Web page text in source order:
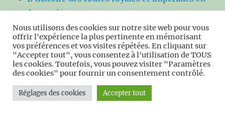
Avesnois
L’artisanat d’hier et d’aujourd’hui :
maréchaux-ferrants, tisserands, tailleurs de
pierre.
L’évolution des marchés locaux et des foires
agricoles en Avesnois
Les tramways et lignes ferroviaires
Nous utilisons des cookies sur notre site web pour vous
offrir l'expérience la plus pertinente en mémorisant
vos préférences et vos visites répétées. En cliquant sur
"Accepter tout", vous consentez à l'utilisation de TOUS
les cookies. Toutefois, vous pouvez visiter "Paramètres
des cookies" pour fournir un consentement contrôlé.
Réglages des cookies Accepter tout